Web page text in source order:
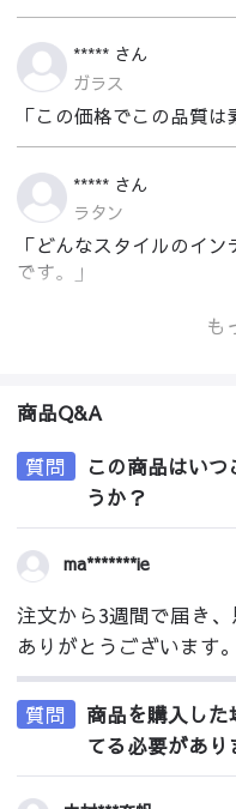
***** さん
ガラス
「この価格でこの品質は
***** さん
ラタン
「どんなスタイルのイ
です。」
も
商品Q&A
質問
この商品はい
うか？
ma*******ie
注文から3週間で届き、
ありがとうございます。
質問
商品を購入し
てる必要があり